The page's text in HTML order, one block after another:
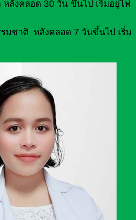
ลังคลอด 30 วัน ขึ้นไป เริ่มอยู่ไฟ
มชาติ หลังคลอด 7 วันขึ้นไป เริ่ม